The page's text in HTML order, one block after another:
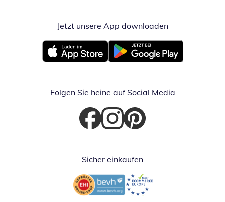
Jetzt unsere App downloadenÖffnet in
Öffnet in neuem FensterÖffnet in neuem Fenster
Folgen Sie heine auf Social Media
Öffnet in neuem Fenster
Öffnet in neuem Fenster
Öffnet in neuem Fenster
Sicher einkaufen
Öffnet in neuem FensterÖffnet in neuem Fenster